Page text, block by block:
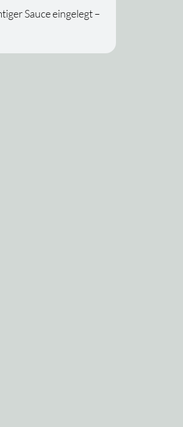
Sauce eingelegt –